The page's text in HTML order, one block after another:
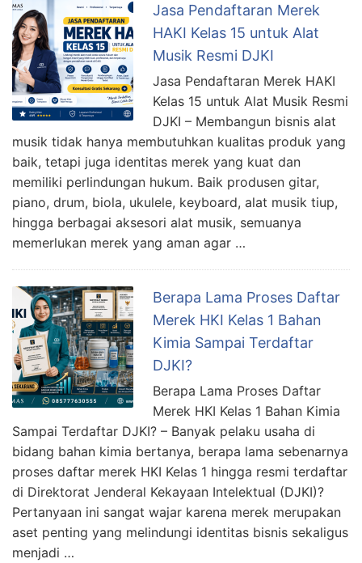
Jasa Pendaftaran Merek
HAKI Kelas 15 untuk Alat
Musik Resmi DJKI
Jasa Pendaftaran Merek HAKI
Kelas 15 untuk Alat Musik Resmi
DJKI – Membangun bisnis alat
musik tidak hanya membutuhkan kualitas produk yang
baik, tetapi juga identitas merek yang kuat dan
memiliki perlindungan hukum. Baik produsen gitar,
piano, drum, biola, ukulele, keyboard, alat musik tiup,
hingga berbagai aksesori alat musik, semuanya
memerlukan merek yang aman agar …
Berapa Lama Proses Daftar
Merek HKI Kelas 1 Bahan
Kimia Sampai Terdaftar
DJKI?
Berapa Lama Proses Daftar
Merek HKI Kelas 1 Bahan Kimia
Sampai Terdaftar DJKI? – Banyak pelaku usaha di
bidang bahan kimia bertanya, berapa lama sebenarnya
proses daftar merek HKI Kelas 1 hingga resmi terdaftar
di Direktorat Jenderal Kekayaan Intelektual (DJKI)?
Pertanyaan ini sangat wajar karena merek merupakan
aset penting yang melindungi identitas bisnis sekaligus
menjadi …